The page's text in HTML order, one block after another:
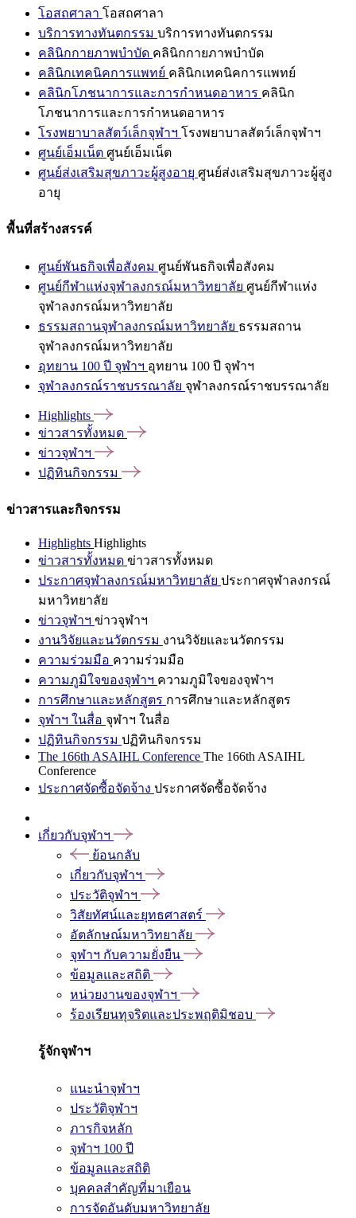
โอสถศาลา โอสถศาลา
บริการทางทันตกรรม บริการทางทันตกรรม
คลินิกกายภาพบำบัด คลินิกกายภาพบำบัด
คลินิกเทคนิคการแพทย์ คลินิกเทคนิคการแพทย์
คลินิกโภชนาการและการกำหนดอาหาร คลินิก
โภชนาการและการกำหนดอาหาร
โรงพยาบาลสัตว์เล็กจุฬาฯ โรงพยาบาลสัตว์เล็กจุฬาฯ
ศูนย์เอ็มเน็ต ศูนย์เอ็มเน็ต
ศูนย์ส่งเสริมสุขภาวะผู้สูงอายุ ศูนย์ส่งเสริมสุขภาวะผู้สูง
อายุ
พื้นที่สร้างสรรค์
ศูนย์พันธกิจเพื่อสังคม ศูนย์พันธกิจเพื่อสังคม
ศูนย์กีฬาแห่งจุฬาลงกรณ์มหาวิทยาลัย ศูนย์กีฬาแห่ง
จุฬาลงกรณ์มหาวิทยาลัย
ธรรมสถานจุฬาลงกรณ์มหาวิทยาลัย ธรรมสถาน
จุฬาลงกรณ์มหาวิทยาลัย
อุทยาน 100 ปี จุฬาฯ อุทยาน 100 ปี จุฬาฯ
จุฬาลงกรณ์ราชบรรณาลัย จุฬาลงกรณ์ราชบรรณาลัย
Highlights
ข่าวสารทั้งหมด
ข่าวจุฬาฯ
ปฏิทินกิจกรรม
ข่าวสารและกิจกรรม
Highlights Highlights
ข่าวสารทั้งหมด ข่าวสารทั้งหมด
ประกาศจุฬาลงกรณ์มหาวิทยาลัย ประกาศจุฬาลงกรณ์
มหาวิทยาลัย
ข่าวจุฬาฯ ข่าวจุฬาฯ
งานวิจัยและนวัตกรรม งานวิจัยและนวัตกรรม
ความร่วมมือ ความร่วมมือ
ความภูมิใจของจุฬาฯ ความภูมิใจของจุฬาฯ
การศึกษาและหลักสูตร การศึกษาและหลักสูตร
จุฬาฯ ในสื่อ จุฬาฯ ในสื่อ
ปฏิทินกิจกรรม ปฏิทินกิจกรรม
The 166th ASAIHL Conference The 166th ASAIHL
Conference
ประกาศจัดซื้อจัดจ้าง ประกาศจัดซื้อจัดจ้าง
เกี่ยวกับจุฬาฯ
ย้อนกลับ
เกี่ยวกับจุฬาฯ
ประวัติจุฬาฯ
วิสัยทัศน์และยุทธศาสตร์
อัตลักษณ์มหาวิทยาลัย
จุฬาฯ กับความยั่งยืน
ข้อมูลและสถิติ
หน่วยงานของจุฬาฯ
ร้องเรียนทุจริตและประพฤติมิชอบ
รู้จักจุฬาฯ
แนะนำจุฬาฯ
ประวัติจุฬาฯ
ภารกิจหลัก
จุฬาฯ 100 ปี
ข้อมูลและสถิติ
บุคคลสำคัญที่มาเยือน
การจัดอันดับมหาวิทยาลัย